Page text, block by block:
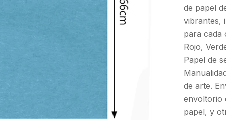
de papel
vibrantes,
para cada
Rojo,
Papel de
de arte.
envoltorio
papel, y